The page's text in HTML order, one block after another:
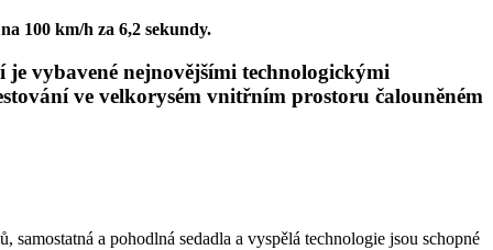
100 km/h za 6,2 sekundy.
vybavené nejnovějšími technologickými
ve velkorysém vnitřním prostoru čalouněném
a pohodlná sedadla a vyspělá technologie jsou schopné